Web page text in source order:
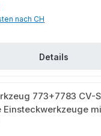
nach CH
Details